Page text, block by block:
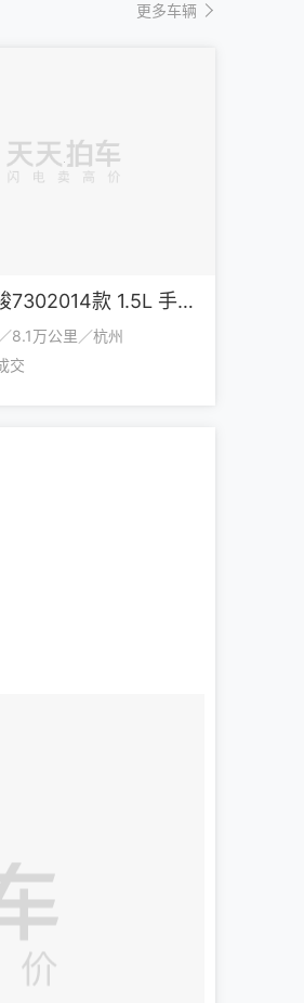
更多车辆
宝骏宝骏7302014款 1.5L 手动舒适型 7座
8.1万公里／杭州
交